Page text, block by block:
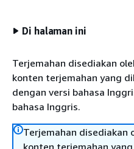
Di halaman ini
Terjemahan disediakan
konten terjemahan yang
dengan versi bahasa
bahasa Inggris.
Terjemahan disediakan
konten terjemahan